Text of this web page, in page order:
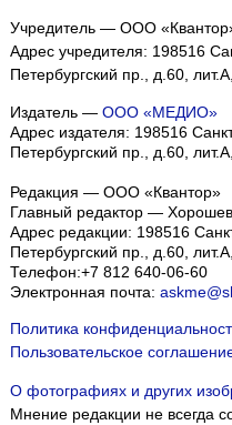
Учредитель — ООО
Адрес учредителя: 198516
Петербургский пр., д.60,
Издатель — ООО «МЕДИО»
Адрес издателя: 198516
Петербургский пр., д.60,
Редакция — ООО «Квантор»
Главный редактор —
Адрес редакции: 198516
Петербургский пр., д.60,
Телефон:+7 812 640-06-60
Электронная почта:
Политика
Пользовательское
О фотографиях и других
Мнение редакции не всегда